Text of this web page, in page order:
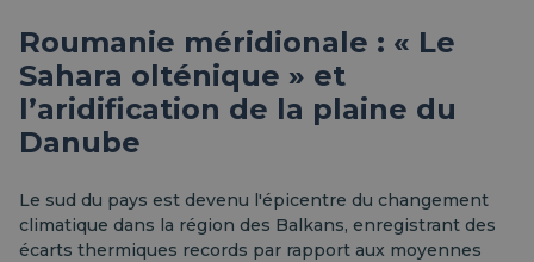
Roumanie méridionale : « Le
Sahara olténique » et
l’aridification de la plaine du
Danube
Le sud du pays est devenu l'épicentre du changement
climatique dans la région des Balkans, enregistrant des
écarts thermiques records par rapport aux moyennes